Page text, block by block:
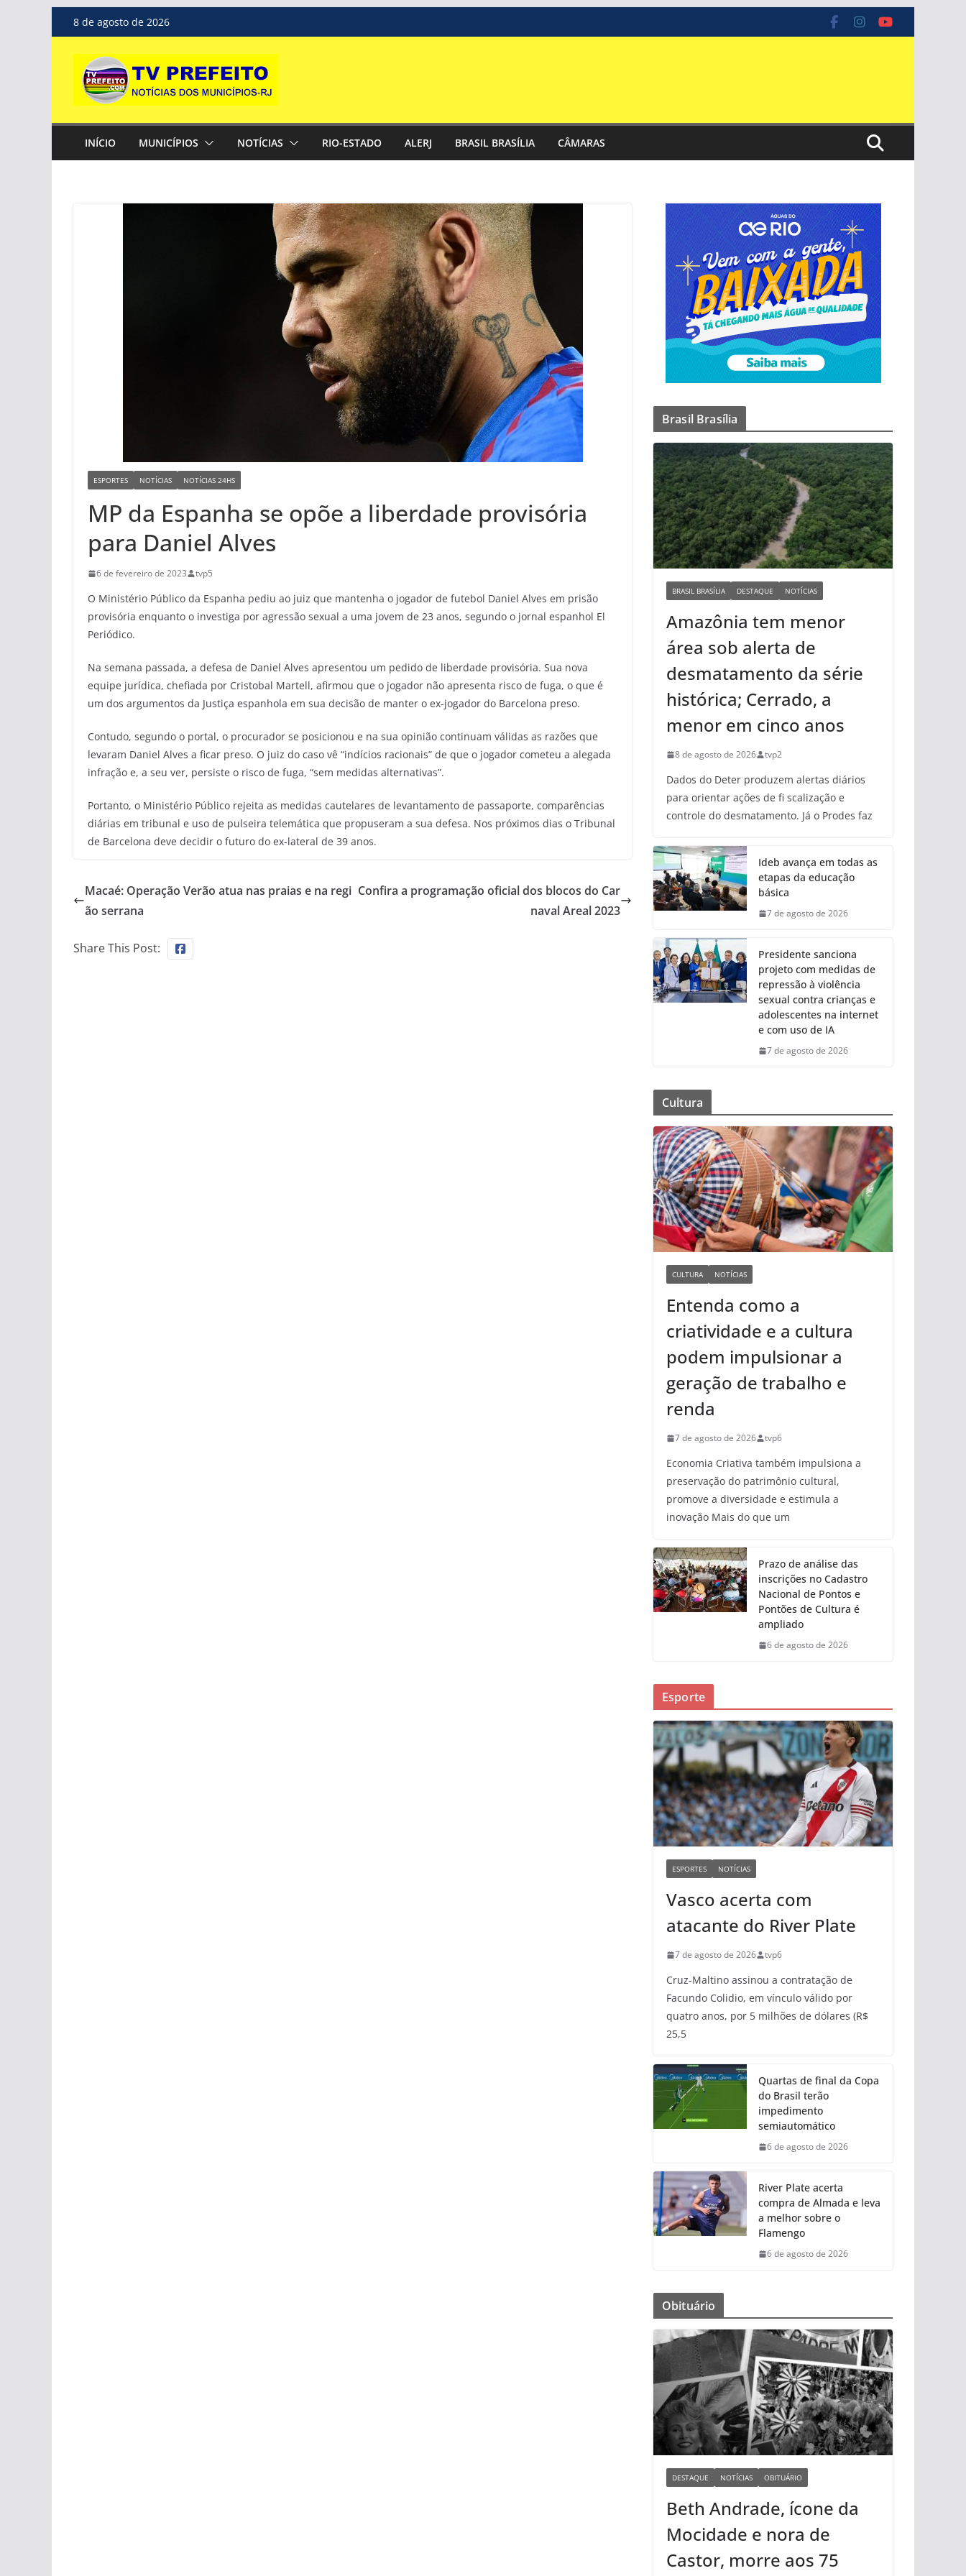
Pular
para
conteúdo
8 de agosto de 2026
INÍCIO MUNICÍPIOS NOTÍCIAS RIO-ESTADO ALERJ BRASIL BRASÍLIA CÂMARAS
ESPORTES NOTÍCIAS NOTÍCIAS 24HS
MP da Espanha se opõe a liberdade provisória
para Daniel Alves
6 de fevereiro de 2023 tvp5
O Ministério Público da Espanha pediu ao juiz que mantenha o jogador de futebol Daniel Alves em prisão
provisória enquanto o investiga por agressão sexual a uma jovem de 23 anos, segundo o jornal espanhol El
Periódico.
Na semana passada, a defesa de Daniel Alves apresentou um pedido de liberdade provisória. Sua nova
equipe jurídica, chefiada por Cristobal Martell, afirmou que o jogador não apresenta risco de fuga, o que é
um dos argumentos da Justiça espanhola em sua decisão de manter o ex-jogador do Barcelona preso.
Contudo, segundo o portal, o procurador se posicionou e na sua opinião continuam válidas as razões que
levaram Daniel Alves a ficar preso. O juiz do caso vê “indícios racionais” de que o jogador cometeu a alegada
infração e, a seu ver, persiste o risco de fuga, “sem medidas alternativas”.
Portanto, o Ministério Público rejeita as medidas cautelares de levantamento de passaporte, comparências
diárias em tribunal e uso de pulseira telemática que propuseram a sua defesa. Nos próximos dias o Tribunal
de Barcelona deve decidir o futuro do ex-lateral de 39 anos.
Macaé: Operação Verão atua nas praias e na regi
ão serrana
Confira a programação oficial dos blocos do Car
naval Areal 2023
Share This Post:
Brasil Brasília
BRASIL BRASÍLIA DESTAQUE NOTÍCIAS
Amazônia tem menor
área sob alerta de
desmatamento da série
histórica; Cerrado, a
menor em cinco anos
8 de agosto de 2026 tvp2
Dados do Deter produzem alertas diários
para orientar ações de fi scalização e
controle do desmatamento. Já o Prodes faz
Ideb avança em todas as
etapas da educação
básica
7 de agosto de 2026
Presidente sanciona
projeto com medidas de
repressão à violência
sexual contra crianças e
adolescentes na internet
e com uso de IA
7 de agosto de 2026
Cultura
CULTURA NOTÍCIAS
Entenda como a
criatividade e a cultura
podem impulsionar a
geração de trabalho e
renda
7 de agosto de 2026 tvp6
Economia Criativa também impulsiona a
preservação do patrimônio cultural,
promove a diversidade e estimula a
inovação Mais do que um
Prazo de análise das
inscrições no Cadastro
Nacional de Pontos e
Pontões de Cultura é
ampliado
6 de agosto de 2026
Esporte
ESPORTES NOTÍCIAS
Vasco acerta com
atacante do River Plate
7 de agosto de 2026 tvp6
Cruz-Maltino assinou a contratação de
Facundo Colidio, em vínculo válido por
quatro anos, por 5 milhões de dólares (R$
25,5
Quartas de final da Copa
do Brasil terão
impedimento
semiautomático
6 de agosto de 2026
River Plate acerta
compra de Almada e leva
a melhor sobre o
Flamengo
6 de agosto de 2026
Obituário
DESTAQUE NOTÍCIAS OBITUÁRIO
Beth Andrade, ícone da
Mocidade e nora de
Castor, morre aos 75